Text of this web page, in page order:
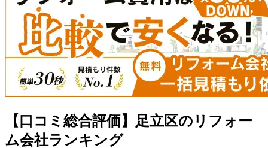
【口コミ総合評価】足立区のリフォー
ム会社ランキング